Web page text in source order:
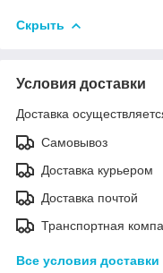
Скрыть
Условия доставки
Доставка
Самовывоз
Доставка курьером
Доставка почтой
Транспортная
Все условия доставки